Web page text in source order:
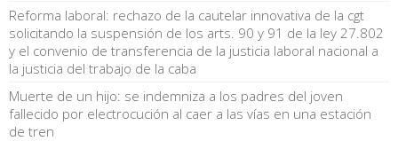
Reforma laboral: rechazo de la cautelar innovativa de la cgt
solicitando la suspensión de los arts. 90 y 91 de la ley 27.802
y el convenio de transferencia de la justicia laboral nacional a
la justicia del trabajo de la caba
Muerte de un hijo: se indemniza a los padres del joven
fallecido por electrocución al caer a las vías en una estación
de tren